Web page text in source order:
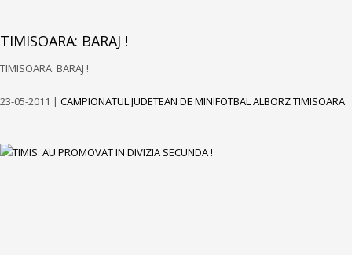
TIMISOARA: BARAJ !
TIMISOARA: BARAJ !
23-05-2011 | CAMPIONATUL JUDETEAN DE MINIFOTBAL ALBORZ TIMISOARA